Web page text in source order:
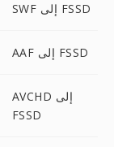
SWF إلى FSSD
AAF إلى FSSD
AVCHD إلى
FSSD